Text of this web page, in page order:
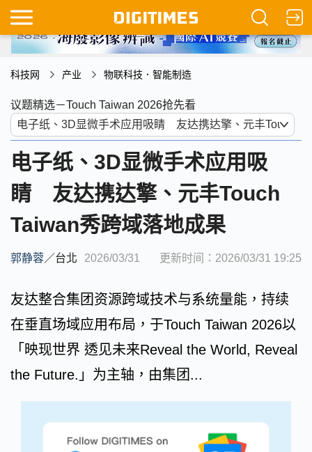
科技网 产业 物联科技．智能制造
议题精选－Touch Taiwan 2026抢先看
电子纸、3D显微手术应用吸
睛 友达携达擎、元丰Touch
Taiwan秀跨域落地成果
郭静蓉／台北 2026/03/31 更新时间：2026/03/31 19:25
友达整合集团资源跨域技术与系统量能，持续
在垂直场域应用布局，于Touch Taiwan 2026以
「映现世界 透见未来Reveal the World, Reveal
the Future.」为主轴，由集团...